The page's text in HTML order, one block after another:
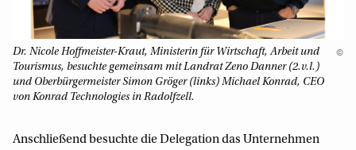
Dr. Nicole Hoffmeister-Kraut, Ministerin für Wirtschaft, Arbeit und
Tourismus, besuchte gemeinsam mit Landrat Zeno Danner (2.v.l.)
und Oberbürgermeister Simon Gröger (links) Michael Konrad, CEO
von Konrad Technologies in Radolfzell.
©
Anschließend besuchte die Delegation das Unternehmen